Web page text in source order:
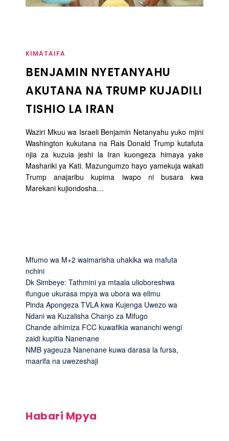
KIMATAIFA
BENJAMIN NYETANYAHU
AKUTANA NA TRUMP KUJADILI
TISHIO LA IRAN
Waziri Mkuu wa Israeli Benjamin Netanyahu yuko mjini
Washington kukutana na Rais Donald Trump kutafuta
njia za kuzuia jeshi la Iran kuongeza himaya yake
Mashariki ya Kati. Mazungumzo hayo yamekuja wakati
Trump anajaribu kupima iwapo ni busara kwa
Marekani kujiondosha…
Mfumo wa M+2 waimarisha uhakika wa mafuta
nchini
Dk Simbeye: Tathmini ya mtaala ulioboreshwa
ifungue ukurasa mpya wa ubora wa elimu
Pinda Apongeza TVLA kwa Kujenga Uwezo wa
Ndani wa Kuzalisha Chanjo za Mifugo
Chande aihimiza FCC kuwafikia wananchi wengi
zaidi kupitia Nanenane
NMB yageuza Nanenane kuwa darasa la fursa,
maarifa na uwezeshaji
Habari Mpya